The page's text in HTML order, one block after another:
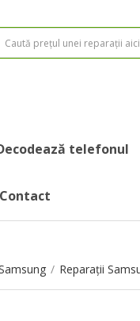
telefonul
Contact
/ Reparații